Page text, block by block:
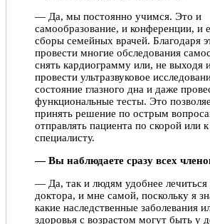
— Да, мы постоянно учимся. Это и
самообразование, и конференции, и
сборы семейных врачей. Благодаря
провести многие обследования
снять кардиограмму или, не выходя
провести ультразвуковое
состояние глазного дна и даже
функциональные тесты. Это
принять решение по острым
отправлять пациента по скорой или
специалисту.
— Вы наблюдаете сразу всех
— Да, так и людям удобнее лечиться
доктора, и мне самой, поскольку я
какие наследственные заболевания
здоровья с возрастом могут быть у